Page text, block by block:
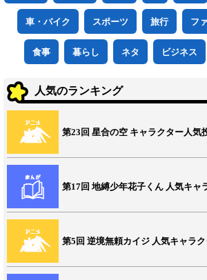
車・バイク スポーツ 旅行 フ
食事 暮らし ネタ ビジネス
人気のランキング
第23回 星合の空 キャラクター人気
第17回 地縛少年花子くん 人気キャ
第5回 逆境無頼カイジ 人気キャラ